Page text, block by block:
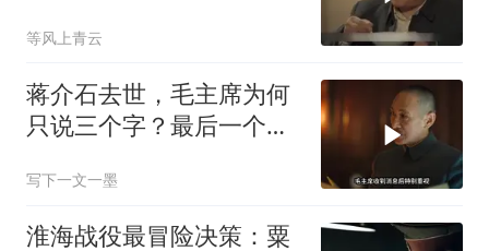
等风上青云
蒋介石去世，毛主席为何
只说三个字？最后一个机
写下一文一墨
淮海战役最冒险决策：粟